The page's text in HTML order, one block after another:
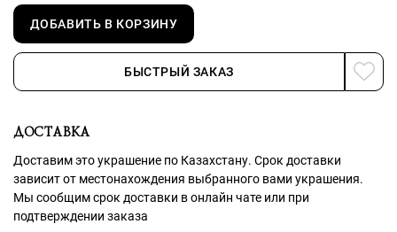
ДОБАВИТЬ В КОРЗИНУ
БЫСТРЫЙ ЗАКАЗ
ДОСТАВКА
Доставим это украшение по Казахстану. Срок доставки
зависит от местонахождения выбранного вами украшения.
Мы сообщим срок доставки в онлайн чате или при
подтверждении заказа